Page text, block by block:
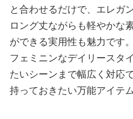
と合わせるだけで、エレガ
ロング丈ながらも軽やかな
ができる実用性も魅力です。
フェミニンなデイリースタ
たいシーンまで幅広く対応
持っておきたい万能アイテム